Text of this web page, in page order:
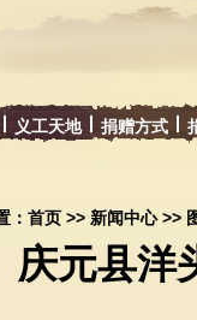
义工天地 捐赠方式
： 首页 >> 新闻中心>>
庆元县洋